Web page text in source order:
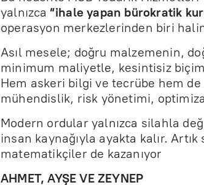
yalnızca“ihale yapan bürokratik
operasyon merkezlerinden biri
Asıl mesele; doğru malzemenin,
minimum maliyetle, kesintisiz
Hem askeri bilgi ve tecrübe hem
mühendislik, risk yönetimi,
Modern ordular yalnızca silahla
insan kaynağıyla ayakta kalır.
matematikçiler de kazanıyor
AHMET, AYŞE VE ZEYNEP